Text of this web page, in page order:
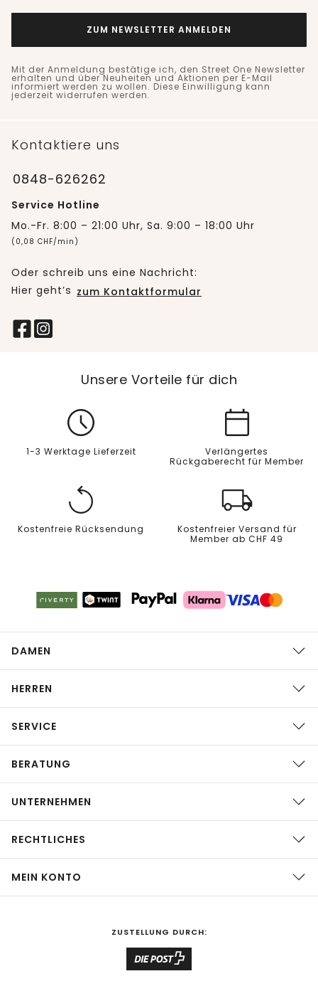
ZUM NEWSLETTER ANMELDEN
Mit der Anmeldung bestätige ich, den Street One Newsletter
erhalten und über Neuheiten und Aktionen per E-Mail
informiert werden zu wollen. Diese Einwilligung kann
jederzeit widerrufen werden.
Kontaktiere uns
0848-626262
Service Hotline
Mo.-Fr. 8:00 – 21:00 Uhr, Sa. 9:00 – 18:00 Uhr
(0,08 CHF/min)
Oder schreib uns eine Nachricht:
Hier geht’s zum Kontaktformular
Unsere Vorteile für dich
1-3 Werktage Lieferzeit
Verlängertes
Rückgaberecht für Member
Kostenfreie Rücksendung
Kostenfreier Versand für
Member ab CHF 49
DAMEN
HERREN
SERVICE
BERATUNG
UNTERNEHMEN
RECHTLICHES
MEIN KONTO
ZUSTELLUNG DURCH: